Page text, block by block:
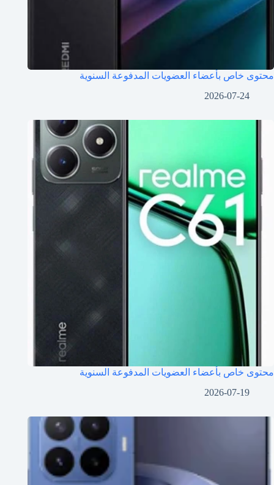
محتوى خاص بأعضاء العضويات المدفوعة السنوية
2026-07-24
محتوى خاص بأعضاء العضويات المدفوعة السنوية
2026-07-19